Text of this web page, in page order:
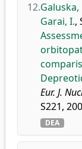
12.Galuska,
Garai, I.,
Eur. J.
S221,
DEA